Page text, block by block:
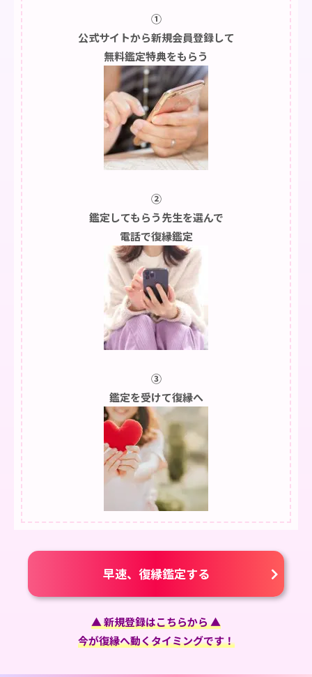
①
公式サイトから新規会員登録して
無料鑑定特典をもらう
②
鑑定してもらう先生を選んで
電話で復縁鑑定
③
鑑定を受けて復縁へ
早速、復縁鑑定する
▲ 新規登録はこちらから ▲
今が復縁へ動くタイミングです！